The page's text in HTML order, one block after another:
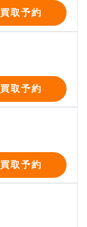
買取予約
買取予約
買取予約